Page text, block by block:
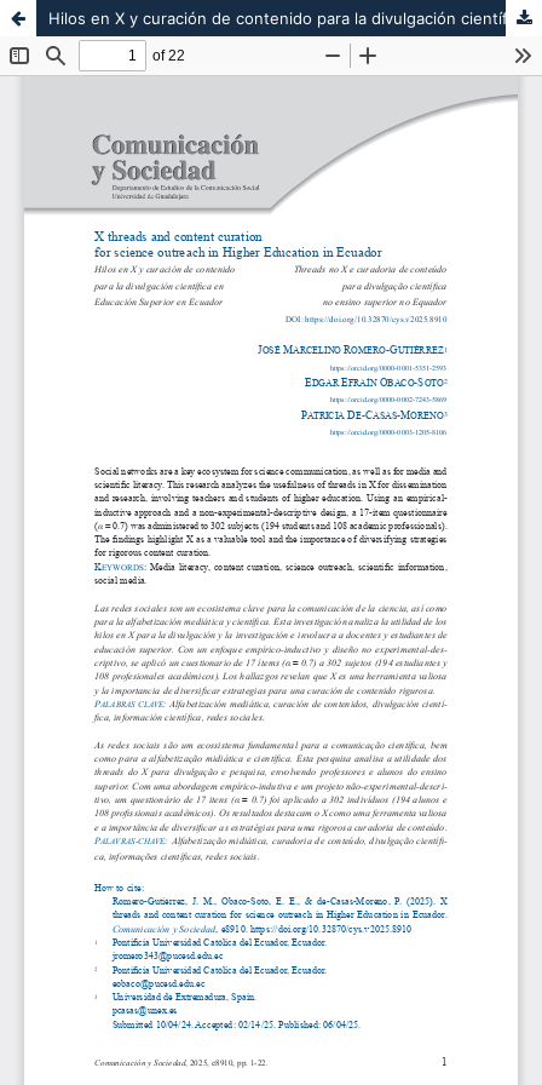
Hilos en X y curación de contenido para la divulgación científica en Educación Superior en Ecuador